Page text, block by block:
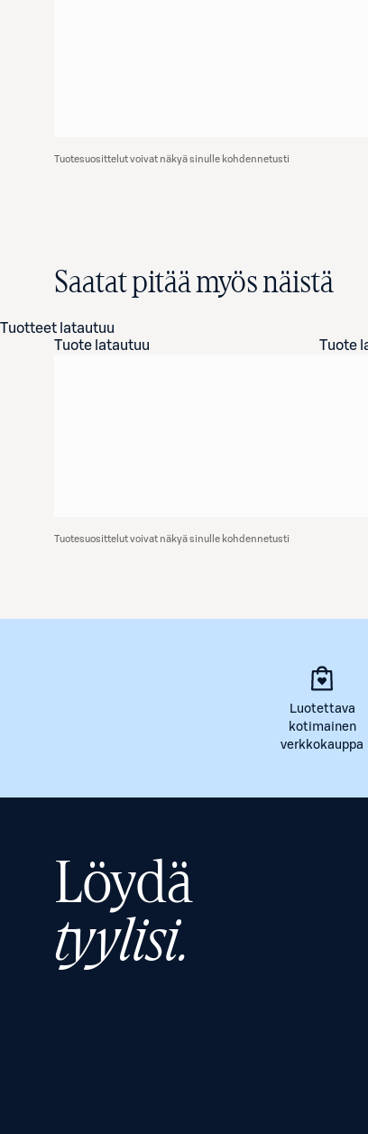
Tuotesuosittelut voivat näkyä sinulle kohdennetusti
Saatat pitää myös näistä
Tuotteet latautuu
Tuote latautuu
Tuote
Tuotesuosittelut voivat näkyä sinulle kohdennetusti
Luotettava
kotimainen
verkkokauppa
Löydä
tyylisi.